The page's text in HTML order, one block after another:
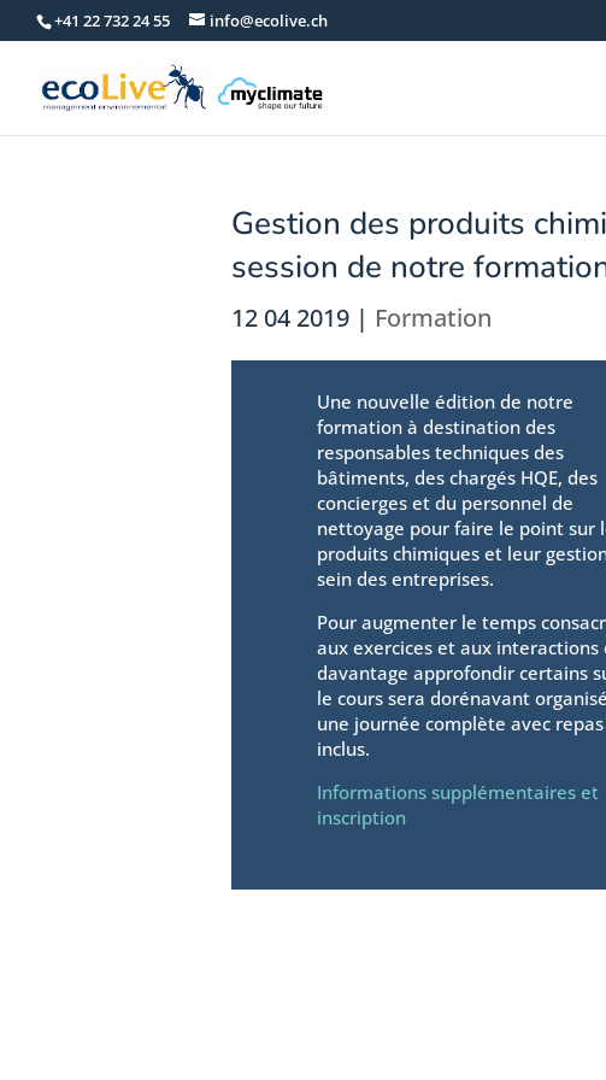
+41 22 732 24 55 info@ecolive.ch
Gestion des produits
session de notre
12 04 2019 | Formation
Une nouvelle édition de notre
formation à destination des
responsables techniques des
bâtiments, des chargés HQE, des
concierges et du personnel de
nettoyage pour faire le point sur
produits chimiques et leur
sein des entreprises.
Pour augmenter le temps
aux exercices et aux interactions
davantage approfondir certains
le cours sera dorénavant
une journée complète avec repas
inclus.
Informations supplémentaires et
inscription